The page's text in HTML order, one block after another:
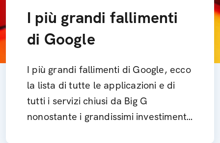
I più grandi fallimenti
di Google
I più grandi fallimenti di Google, ecco
la lista di tutte le applicazioni e di
tutti i servizi chiusi da Big G
nonostante i grandissimi investimenti